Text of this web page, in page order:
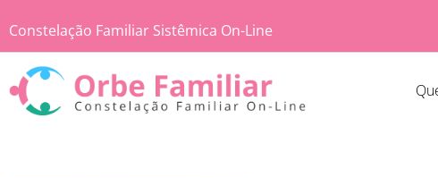
Constelação Familiar Sistêmica On-Line